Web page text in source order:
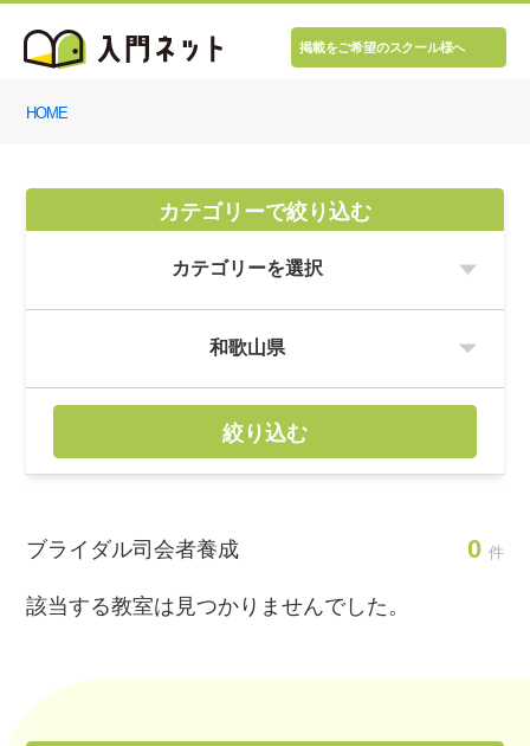
掲載をご希望のスクール様へ
HOME
カテゴリーで絞り込む
絞り込む
ブライダル司会者養成 0 件
該当する教室は見つかりませんでした。